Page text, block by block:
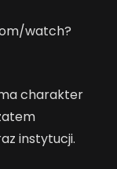
watch?
charakter
instytucji.